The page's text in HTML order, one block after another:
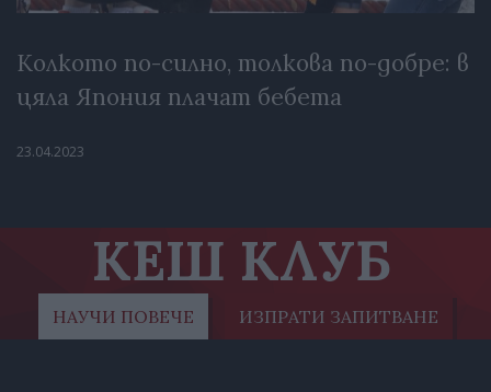
Колкото по-силно, толкова по-добре: в
цяла Япония плачат бебета
23.04.2023
КЕШ КЛУБ
НАУЧИ ПОВЕЧЕ ИЗПРАТИ ЗАПИТВАНЕ